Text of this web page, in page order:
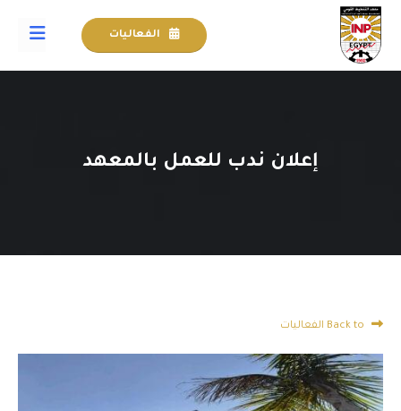
الفعاليات
إعلان ندب للعمل بالمعهد